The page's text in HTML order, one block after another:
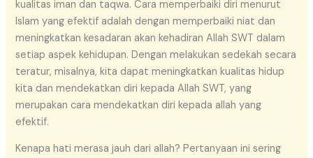
kualitas iman dan taqwa. Cara memperbaiki diri menurut
Islam yang efektif adalah dengan memperbaiki niat dan
meningkatkan kesadaran akan kehadiran Allah SWT dalam
setiap aspek kehidupan. Dengan melakukan sedekah secara
teratur, misalnya, kita dapat meningkatkan kualitas hidup
kita dan mendekatkan diri kepada Allah SWT, yang
merupakan cara mendekatkan diri kepada allah yang
efektif.
Kenapa hati merasa jauh dari allah? Pertanyaan ini sering